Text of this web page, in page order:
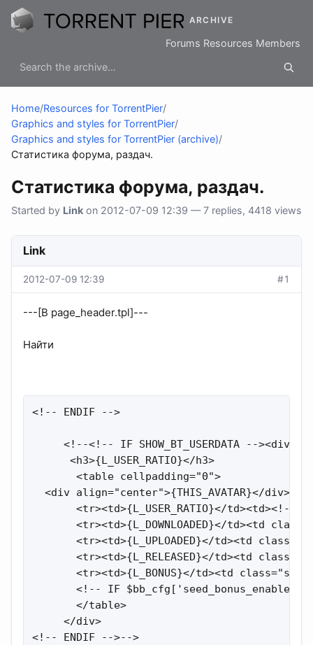
ARCHIVE
Forums Resources Members
Home/Resources for TorrentPier/
Graphics and styles for TorrentPier/
Graphics and styles for TorrentPier (archive)/
Статистика форума, раздач.
Статистика форума, раздач.
Started by Link on 2012-07-09 12:39 — 7 replies, 4418 views
Link
2012-07-09 12:39 #1
---[В page_header.tpl]---
Найти
<!-- ENDIF -->
<!--<!-- IF SHOW_BT_USERDATA --><div
      <h3>{L_USER_RATIO}</h3>
       <table cellpadding="0">
  <div align="center">{THIS_AVATAR}</div>
<tr><td>{L_USER_RATIO}</td><td><!--
<tr><td>{L_DOWNLOADED}</td><td
<tr><td>{L_UPLOADED}</td><td
<tr><td>{L_RELEASED}</td><td
<tr><td>{L_BONUS}</td><td
<!-- IF
       </table>
     </div>
<!-- ENDIF -->-->